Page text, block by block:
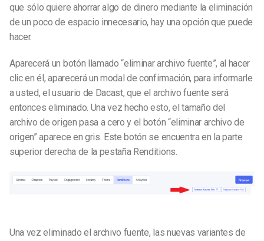
que sólo quiere ahorrar algo de dinero mediante la eliminación
de un poco de espacio innecesario, hay una opción que puede
hacer.
Aparecerá un botón llamado “eliminar archivo fuente”, al hacer
clic en él, aparecerá un modal de confirmación, para informarle
a usted, el usuario de Dacast, que el archivo fuente será
entonces eliminado. Una vez hecho esto, el tamaño del
archivo de origen pasa a cero y el botón “eliminar archivo de
origen” aparece en gris. Este botón se encuentra en la parte
superior derecha de la pestaña Renditions.
Una vez eliminado el archivo fuente, las nuevas variantes de